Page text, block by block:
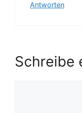
Antworten
Schreibe